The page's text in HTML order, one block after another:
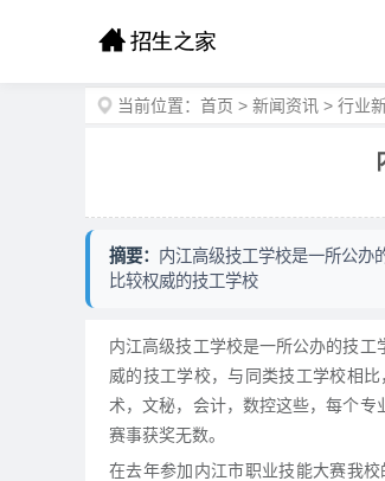
当前位置： 首页 > 新闻资讯 > 行业
摘要： 内江高级技工学校是一所公办
比较权威的技工学校
内江高级技工学校是一所公办的技
威的技工学校，与同类技工学校相
术，文秘，会计，数控这些，每个
赛事获奖无数。
在去年参加内江市职业技能大赛我